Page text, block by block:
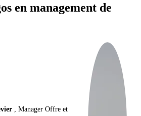
en management de
, Manager Offre et